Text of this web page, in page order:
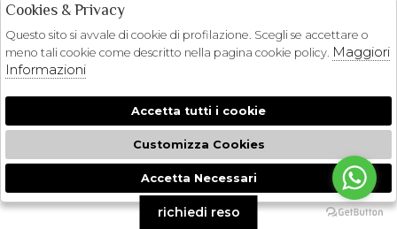
🍪
richiedi reso
Cookies & Privacy
Questo sito si avvale di cookie di profilazione. Scegli se accettare o
meno tali cookie come descritto nella pagina cookie policy. Maggiori
Informazioni
Accetta tutti i cookie
Customizza Cookies
Accetta Necessari